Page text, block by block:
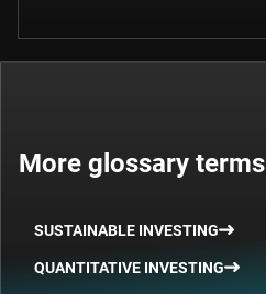
More glossary terms
SUSTAINABLE INVESTING
QUANTITATIVE INVESTING